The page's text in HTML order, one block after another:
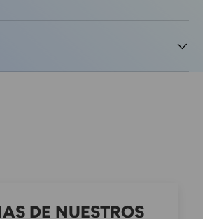
DE NUESTROS